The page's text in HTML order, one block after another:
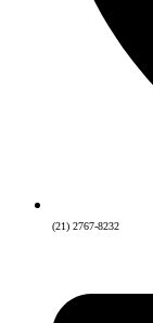
(21) 2767-8232